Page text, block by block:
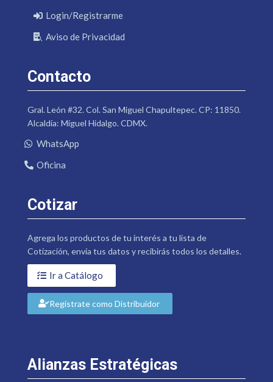
Login/Registrarme
Aviso de Privacidad
Contacto
Gral. León #32. Col. San Miguel Chapultepec. CP: 11850.
Alcaldía: Miguel Hidalgo. CDMX.
WhatsApp
Oficina
Cotizar
Agrega los productos de tu interés a tu lista de
Cotización, envía tus datos y recibirás todos los detalles.
Ir a Catálogo
Regístrate como Distribuidor
Alianzas Estratégicas